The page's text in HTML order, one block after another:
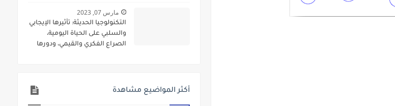
مارس 07, 2023
التكنولوجيا الحديثة: تأثيرها الإيجابي
والسلبي على الحياة اليومية،
الصراع الفكري والقيمي، ودورها
أكثر المواضيع مشاهدة